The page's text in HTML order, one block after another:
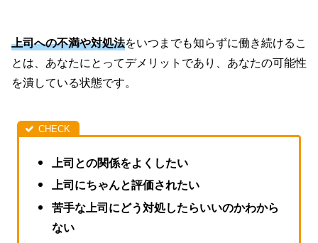
上司への不満や対処法をいつまでも知らずに働き続けるこ
とは、あなたにとってデメリットであり、あなたの可能性
を潰している状態です。
上司との関係をよくしたい
上司にちゃんと評価されたい
苦手な上司にどう対処したらいいのかわから
ない